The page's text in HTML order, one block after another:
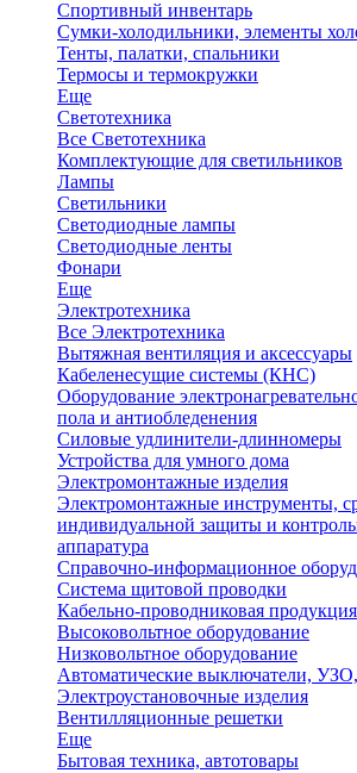
Спортивный инвентарь
Сумки-холодильники, элементы
Тенты, палатки, спальники
Термосы и термокружки
Еще
Светотехника
Все Светотехника
Комплектующие для светильников
Лампы
Светильники
Светодиодные лампы
Светодиодные ленты
Фонари
Еще
Электротехника
Все Электротехника
Вытяжная вентиляция и аксессуары
Кабеленесущие системы (КНС)
Оборудование
пола и антиобледенения
Силовые удлинители-длинномеры
Устройства для умного дома
Электромонтажные изделия
Электромонтажные инструменты,
индивидуальной защиты и
аппаратура
Справочно-информационное
Система щитовой проводки
Кабельно-проводниковая продукция
Высоковольтное оборудование
Низковольтное оборудование
Автоматические выключатели,
Электроустановочные изделия
Вентилляционные решетки
Еще
Бытовая техника, автотовары